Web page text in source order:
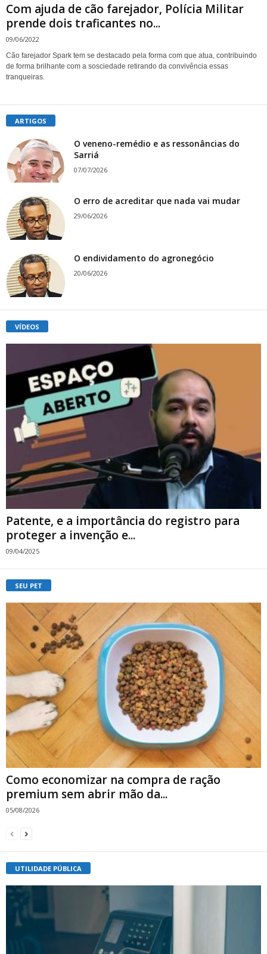
Com ajuda de cão farejador, Polícia Militar
prende dois traficantes no...
09/06/2022
Cão farejador Spark tem se destacado pela forma com que atua, contribuindo
de forma brilhante com a sosciedade retirando da convivência essas
tranqueiras.
ARTIGOS
O veneno-remédio e as ressonâncias do
Sarriá
07/07/2026
O erro de acreditar que nada vai mudar
29/06/2026
O endividamento do agronegócio
20/06/2026
VÍDEOS
Patente, e a importância do registro para
proteger a invenção e...
09/04/2025
SEU PET
Como economizar na compra de ração
premium sem abrir mão da...
05/08/2026
UTILIDADE PÚBLICA